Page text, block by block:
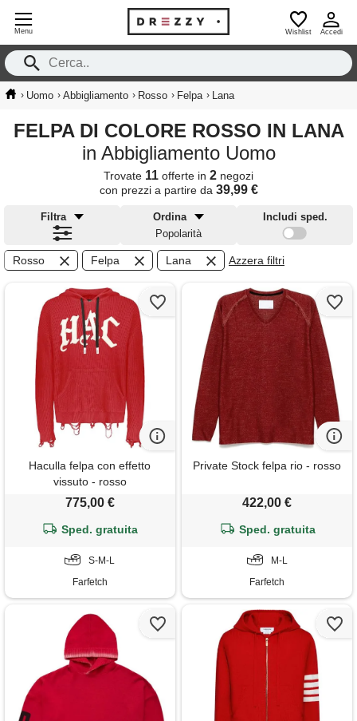
Menu Wishlist Accedi
› Uomo › Abbigliamento › Rosso › Felpa › Lana
FELPA DI COLORE ROSSO IN LANA
in Abbigliamento Uomo
Trovate 11 offerte in 2 negozi
con prezzi a partire da 39,99 €
Filtra
Ordina
Popolarità
Includi sped.
Rosso Felpa Lana Azzera filtri
Haculla felpa con effetto
vissuto - rosso
775,00 €
Sped. gratuita
S-M-L
Farfetch
Private Stock felpa rio - rosso
422,00 €
Sped. gratuita
M-L
Farfetch